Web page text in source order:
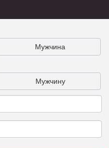
Мужчина
Мужчину